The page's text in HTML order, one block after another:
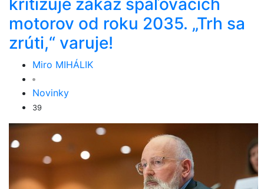
kritizuje zákaz spaľovacích
motorov od roku 2035. „Trh sa
zrúti,“ varuje!
Miro MIHÁLIK
Novinky
39